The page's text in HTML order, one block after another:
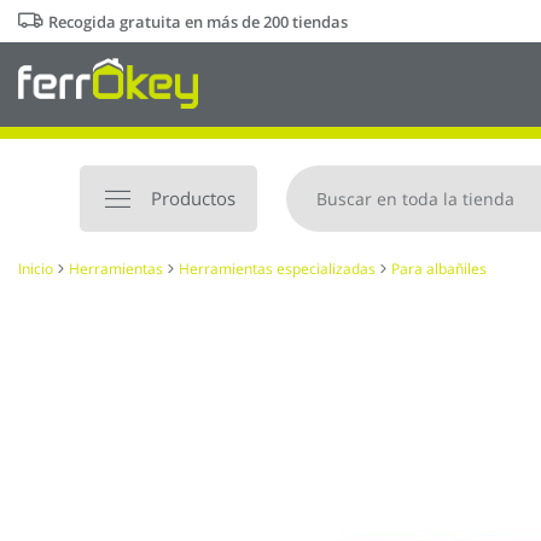
Ir
al
contenido
Recogida gratuita en más de 200 tiendas
Productos
Inicio Herramientas Herramientas especializadas Para albañiles